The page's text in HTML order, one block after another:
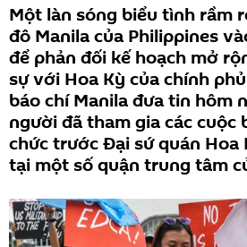
Một làn sóng biểu tình rầm
đô Manila của Philippines
để phản đối kế hoạch mở
sự với Hoa Kỳ của chính
báo chí Manila đưa tin hôm
người đã tham gia các
chức trước Đại sứ quán Hoa
tại một số quận trung tâm